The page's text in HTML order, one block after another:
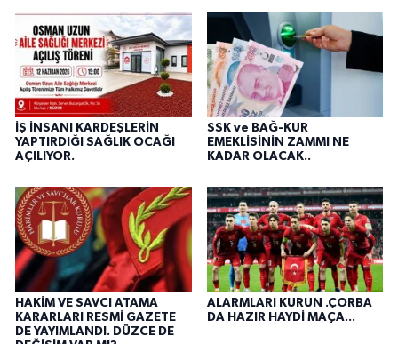
İŞ İNSANI KARDEŞLERİN
YAPTIRDIĞI SAĞLIK OCAĞI
AÇILIYOR.
SSK ve BAĞ-KUR
EMEKLİSİNİN ZAMMI NE
KADAR OLACAK..
HAKİM VE SAVCI ATAMA
KARARLARI RESMİ GAZETE
DE YAYIMLANDI. DÜZCE DE
ALARMLARI KURUN .ÇORBA
DA HAZIR HAYDİ MAÇA...